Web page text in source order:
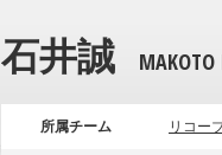
石井誠
所属チーム リコー